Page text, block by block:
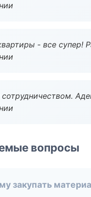
- все супер!
вопросы
закупать